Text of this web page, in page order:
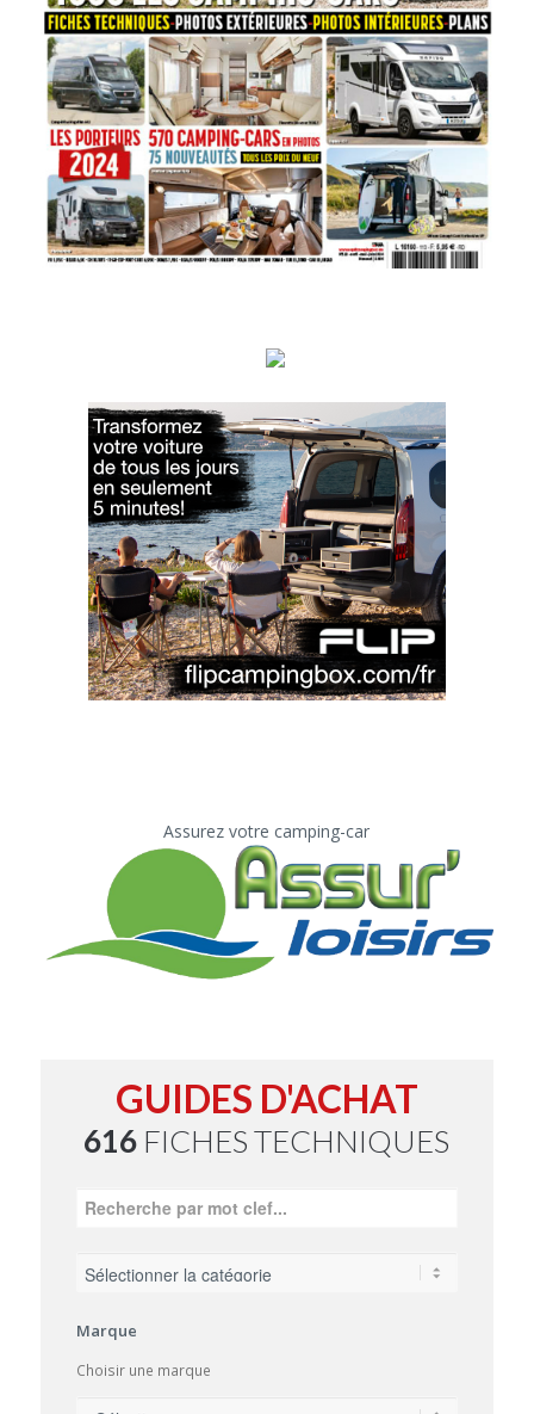
Assurez votre camping-car
GUIDES D'ACHAT
616 FICHES TECHNIQUES
Marque
Choisir une marque